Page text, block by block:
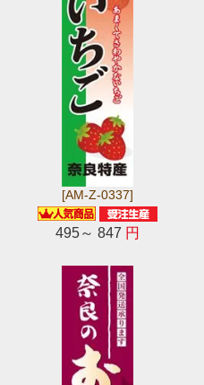
[AM-Z-0337]
495～ 847 円